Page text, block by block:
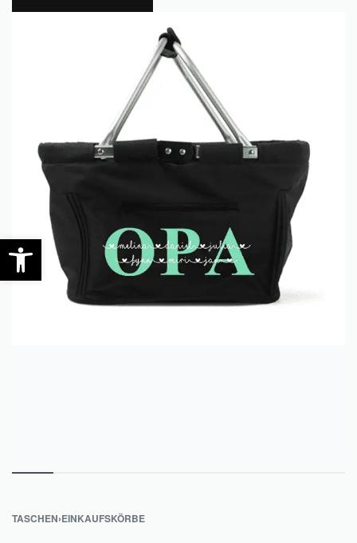
TASCHEN›EINKAUFSKÖRBE
Werkzeugleiste öffnen